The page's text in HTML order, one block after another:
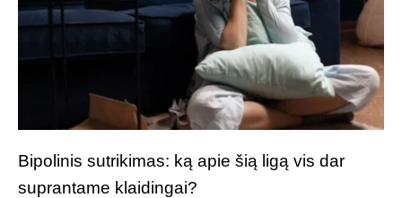
Bipolinis sutrikimas: ką apie šią ligą vis dar
suprantame klaidingai?